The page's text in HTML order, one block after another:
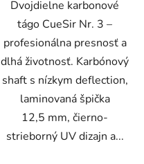
Dvojdielne karbonové
tágo CueSir Nr. 3 –
profesionálna presnosť a
dlhá životnosť. Karbónový
shaft s nízkym deflection,
laminovaná špička
12,5 mm, čierno-
strieborný UV dizajn a...